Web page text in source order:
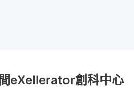
eXellerator創科中心